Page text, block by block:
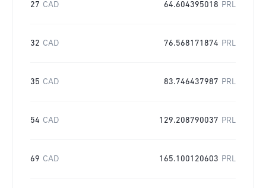
27 CAD 64.604395018 PRL
32 CAD 76.568171874 PRL
35 CAD 83.746437987 PRL
54 CAD 129.208790037 PRL
69 CAD 165.100120603 PRL